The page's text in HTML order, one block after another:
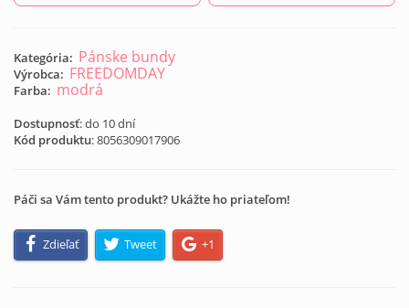
Kategória: Pánske bundy
Výrobca: FREEDOMDAY
Farba: modrá
Dostupnosť: do 10 dní
Kód produktu:8056309017906
Páči sa Vám tento produkt? Ukážte ho priateľom!
Zdieľať Tweet +1